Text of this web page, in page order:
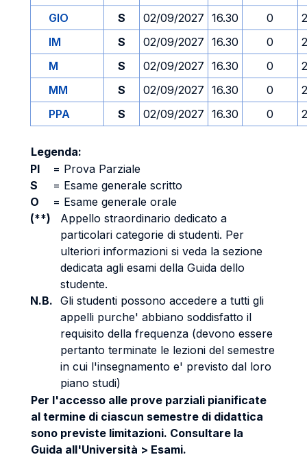
GIO
S 02/09/2027 16.30 0
IM
S 02/09/2027 16.30 0
M
S 02/09/2027 16.30 0
MM
S 02/09/2027 16.30 0
PPA
S 02/09/2027 16.30 0
Legenda:
PI
= Prova Parziale
S
= Esame generale scritto
O
= Esame generale orale
(**)
Appello straordinario dedicato a
particolari categorie di studenti. Per
ulteriori informazioni si veda la sezione
dedicata agli esami della Guida dello
studente.
N.B. Gli studenti possono accedere a tutti gli
appelli purche' abbiano soddisfatto il
requisito della frequenza (devono essere
pertanto terminate le lezioni del semestre
in cui l'insegnamento e' previsto dal loro
piano studi)
Per l'accesso alle prove parziali pianificate
al termine di ciascun semestre di didattica
sono previste limitazioni. Consultare la
Guida all'Università > Esami.